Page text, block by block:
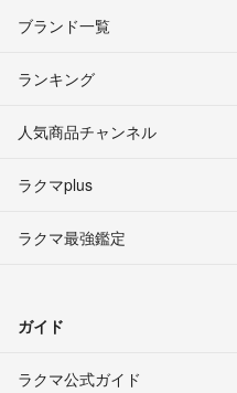
ブランド一覧
ランキング
人気商品チャンネル
ラクマplus
ラクマ最強鑑定
ガイド
ラクマ公式ガイド